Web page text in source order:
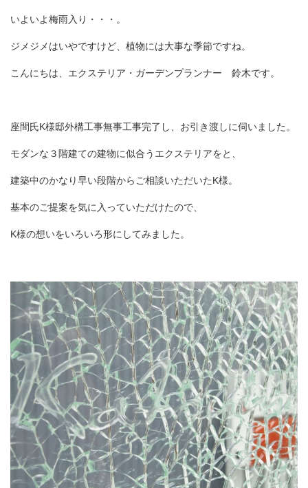
いよいよ梅雨入り・・・。
ジメジメはいやですけど、植物には大事な季節ですね。
こんにちは、エクステリア・ガーデンプランナー 鈴木です。
座間氏K様邸外構工事無事工事完了し、お引き渡しに伺いました。
モダンな３階建ての建物に似合うエクステリアをと、
建築中のかなり早い段階からご相談いただいたK様。
基本のご提案を気に入っていただけたので、
K様の想いをいろいろ形にしてみました。